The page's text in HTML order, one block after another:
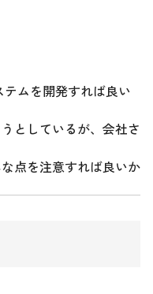
ムを開発すれば良い
としているが、会社さ
点を注意すれば良いか